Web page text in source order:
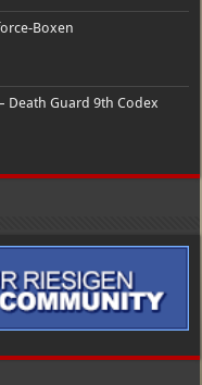
Boxen
Death Guard 9th Codex